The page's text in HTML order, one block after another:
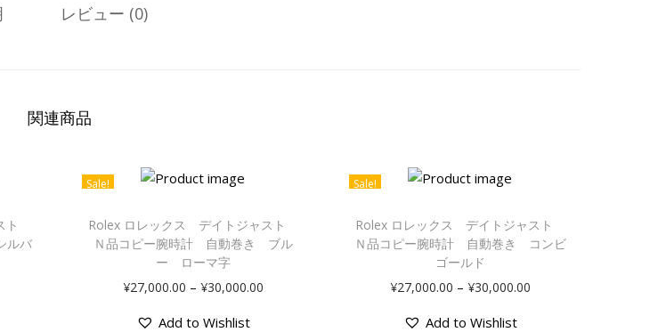
レビュー (0)
関連商品
ト
ルバ
Sale!
Rolex ロレックス デイトジャスト
Ｎ品コピー腕時計 自動巻き ブル
ー ローマ字
¥27,000.00 – ¥30,000.00
Add to Wishlist
Sale!
Rolex ロレックス デイトジャスト
Ｎ品コピー腕時計 自動巻き コンビ
ゴールド
¥27,000.00 – ¥30,000.00
Add to Wishlist